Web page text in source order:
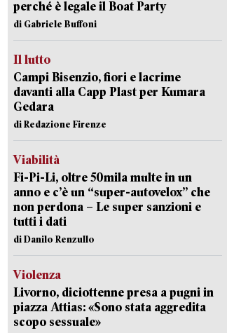
perché è legale il Boat Party
di Gabriele Buffoni
Il lutto
Campi Bisenzio, fiori e lacrime
davanti alla Capp Plast per Kumara
Gedara
di Redazione Firenze
Viabilità
Fi-Pi-Li, oltre 50mila multe in un
anno e c’è un “super-autovelox” che
non perdona – Le super sanzioni e
tutti i dati
di Danilo Renzullo
Violenza
Livorno, diciottenne presa a pugni in
piazza Attias: «Sono stata aggredita
scopo sessuale»